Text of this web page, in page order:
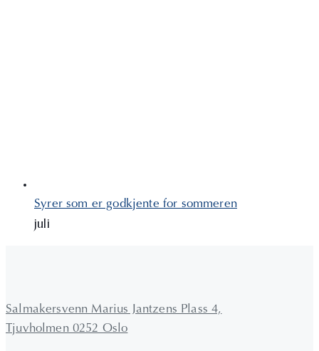
Syrer som er godkjente for sommeren
juli
Salmakersvenn Marius Jantzens Plass 4,
Tjuvholmen 0252 Oslo